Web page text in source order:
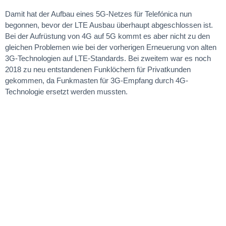
Damit hat der Aufbau eines 5G-Netzes für Telefónica nun
begonnen, bevor der LTE Ausbau überhaupt abgeschlossen ist.
Bei der Aufrüstung von 4G auf 5G kommt es aber nicht zu den
gleichen Problemen wie bei der vorherigen Erneuerung von alten
3G-Technologien auf LTE-Standards. Bei zweitem war es noch
2018 zu neu entstandenen Funklöchern für Privatkunden
gekommen, da Funkmasten für 3G-Empfang durch 4G-
Technologie ersetzt werden mussten.